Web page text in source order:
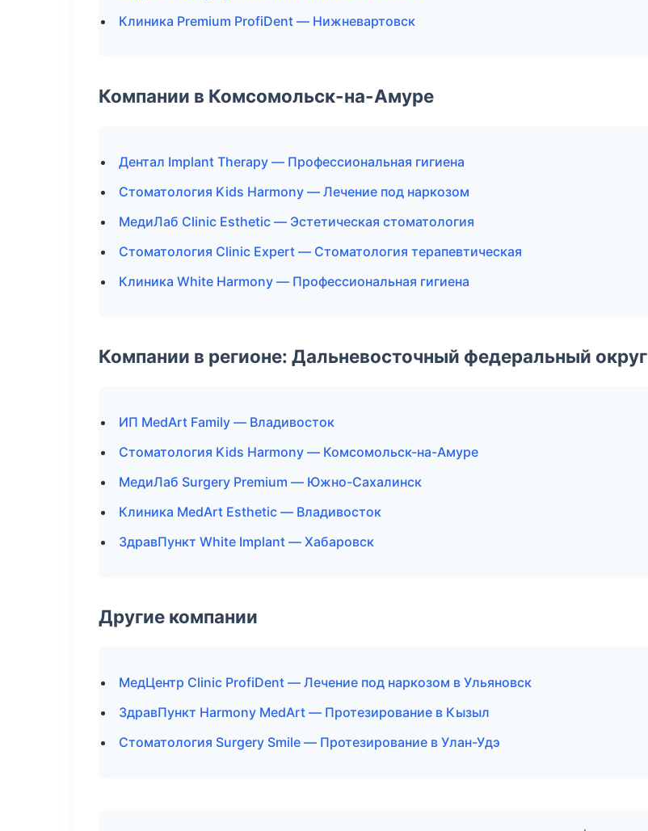
Клиника Premium ProfiDent — Нижневартовск
Компании в Комсомольск-на-Амуре
Дентал Implant Therapy — Профессиональная гигиена
Стоматология Kids Harmony — Лечение под наркозом
МедиЛаб Clinic Esthetic — Эстетическая стоматология
Стоматология Clinic Expert — Стоматология терапевтическая
Клиника White Harmony — Профессиональная гигиена
Компании в регионе: Дальневосточный федеральный округ
ИП MedArt Family — Владивосток
Стоматология Kids Harmony — Комсомольск-на-Амуре
МедиЛаб Surgery Premium — Южно-Сахалинск
Клиника MedArt Esthetic — Владивосток
ЗдравПункт White Implant — Хабаровск
Другие компании
МедЦентр Clinic ProfiDent — Лечение под наркозом в Ульяновск
ЗдравПункт Harmony MedArt — Протезирование в Кызыл
Стоматология Surgery Smile — Протезирование в Улан-Удэ